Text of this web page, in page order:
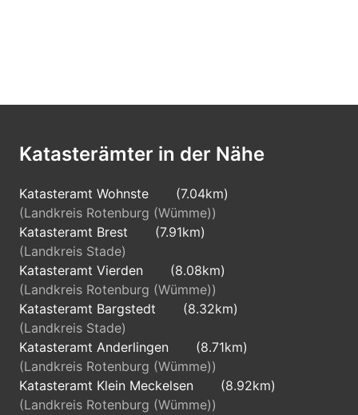
Katasterämter in der Nähe
Katasteramt Wohnste
(7.04km)
(Landkreis Rotenburg (Wümme))
Katasteramt Brest
(7.91km)
(Landkreis Stade)
Katasteramt Vierden
(8.08km)
(Landkreis Rotenburg (Wümme))
Katasteramt Bargstedt
(8.32km)
(Landkreis Stade)
Katasteramt Anderlingen
(8.71km)
(Landkreis Rotenburg (Wümme))
Katasteramt Klein Meckelsen
(8.92km)
(Landkreis Rotenburg (Wümme))